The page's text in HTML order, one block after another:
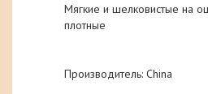
Мягкие и шелковистые на
плотные
Производитель: China